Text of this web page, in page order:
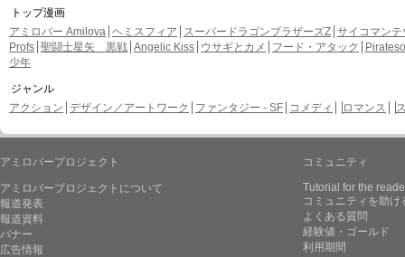
トップ漫画
アミロバー Amilova ヘミスフィア スーパードラゴンブラザーズZ サイコマンテ
Profs 聖闘士星矢 黒戦 Angelic Kiss ウサギとカメ フード・アタック
少年
ジャンル
アクション デザイン／アートワーク ファンタジー - SF コメディ ロマンス
アミロバープロジェクト
アミロバープロジェクトについて
報道発表
報道資料
バナー
広告情報
コミュニティ
Tutorial for the
コミュニティを助け
よくある質問
経験値・ゴールド
利用期間